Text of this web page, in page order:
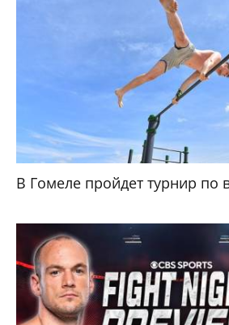
В Гомеле пройдет турнир по